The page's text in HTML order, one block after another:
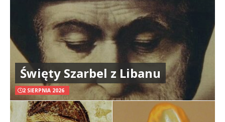
Święty Szarbel z Libanu
2 SIERPNIA 2026